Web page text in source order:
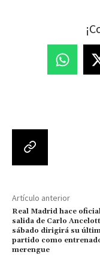
Artículo anterior
Real Madrid hace
salida de Carlo
sábado dirigirá su
partido como
merengue